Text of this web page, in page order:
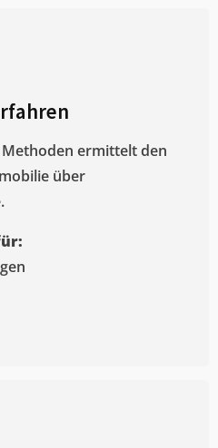
ermittelt den
über